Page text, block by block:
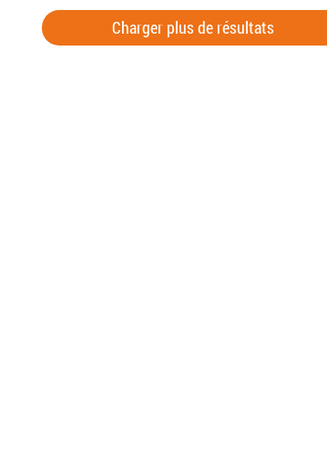
Charger plus de résultats